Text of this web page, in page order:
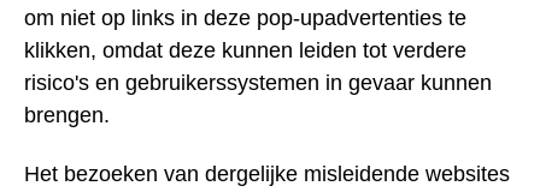
om niet op links in deze pop-upadvertenties te
klikken, omdat deze kunnen leiden tot verdere
risico's en gebruikerssystemen in gevaar kunnen
brengen.
Het bezoeken van dergelijke misleidende websites